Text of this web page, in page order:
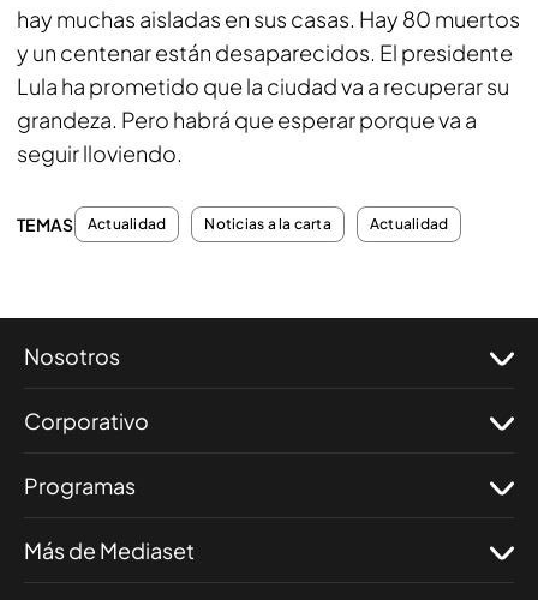
hay muchas aisladas en sus casas. Hay 80 muertos
y un centenar están desaparecidos. El presidente
Lula ha prometido que la ciudad va a recuperar su
grandeza. Pero habrá que esperar porque va a
seguir lloviendo.
TEMAS Actualidad Noticias a la carta Actualidad
Nosotros
Corporativo
Programas
Más de Mediaset